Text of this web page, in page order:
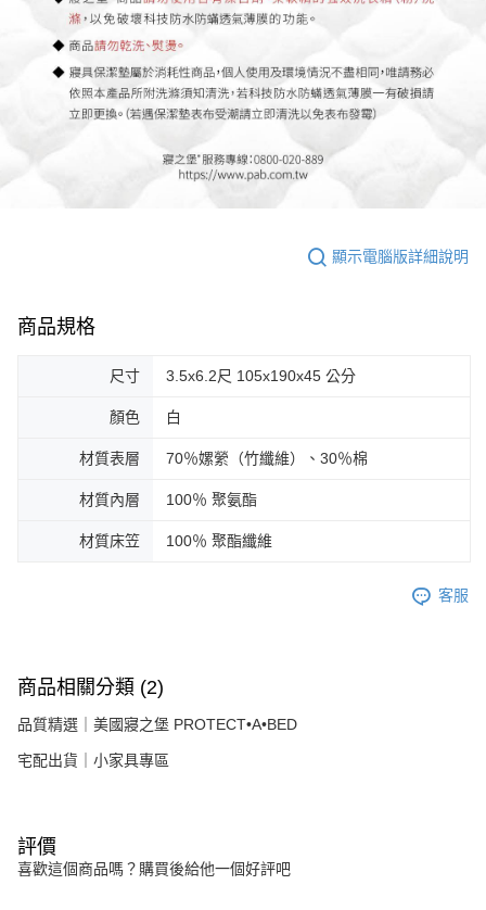
顯示電腦版詳細說明
商品規格
尺寸 3.5x6.2尺 105x190x45 公分
顏色 白
材質表層 70％嫘縈（竹纖維）、30％棉
材質內層 100％ 聚氨酯
材質床笠 100％ 聚酯纖維
客服
商品相關分類 (2)
品質精選｜美國寢之堡 PROTECT•A•BED
宅配出貨｜小家具專區
評價
喜歡這個商品嗎？購買後給他一個好評吧